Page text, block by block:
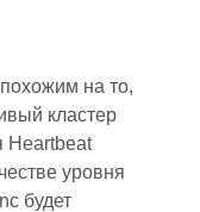
на то,
кластер
Heartbeat
уровня
будет